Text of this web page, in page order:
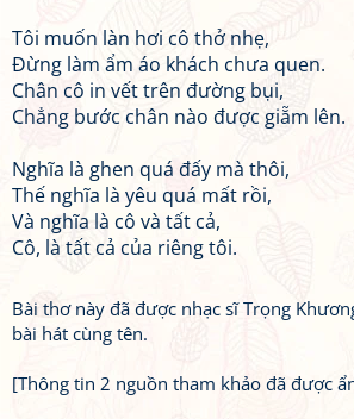
Tôi muốn làn hơi cô thở nhẹ,
Đừng làm ẩm áo khách chưa quen.
Chân cô in vết trên đường bụi,
Chẳng bước chân nào được giẵm lên.
Nghĩa là ghen quá đấy mà thôi,
Thế nghĩa là yêu quá mất rồi,
Và nghĩa là cô và tất cả,
Cô, là tất cả của riêng tôi.
Bài thơ này đã được nhạc sĩ Trọng
bài hát cùng tên.
[Thông tin 2 nguồn tham khảo đã được